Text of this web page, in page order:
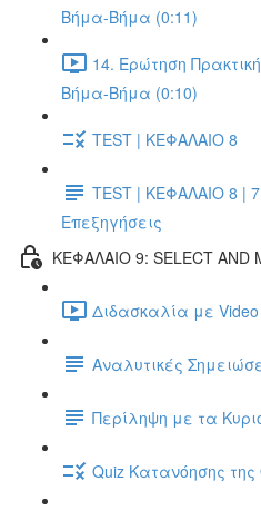
Βήμα-Βήμα (0:11)
14. Ερώτηση
Βήμα-Βήμα (0:10)
TEST | ΚΕΦΑΛΑΙΟ 8
TEST | ΚΕΦΑΛΑΙΟ 8 |
Επεξηγήσεις
ΚΕΦΑΛΑΙΟ 9: SELECT AND
Διδασκαλία με Video
Αναλυτικές
Περίληψη με τα
Quiz Κατανόησης